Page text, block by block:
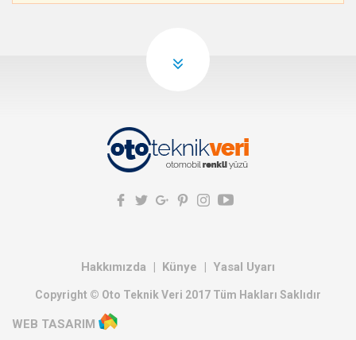
Hakkımızda Künye Yasal Uyarı
Copyright © Oto Teknik Veri 2017 Tüm Hakları Saklıdır
WEB TASARIM